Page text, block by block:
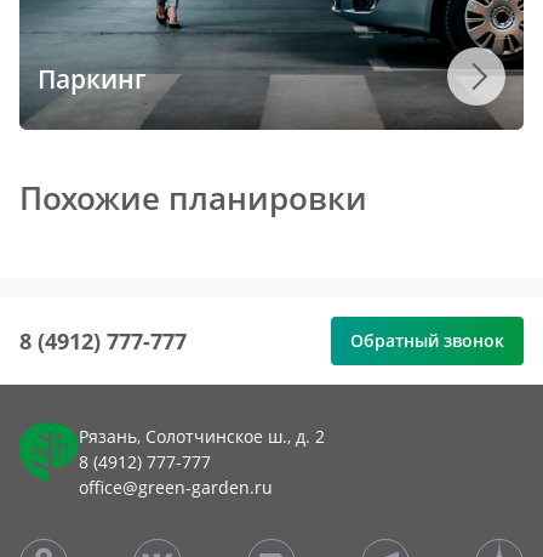
Паркинг
Похожие планировки
8 (4912) 777-777 Обратный звонок
Рязань, Солотчинское ш., д. 2
8 (4912) 777-777
office@green-garden.ru